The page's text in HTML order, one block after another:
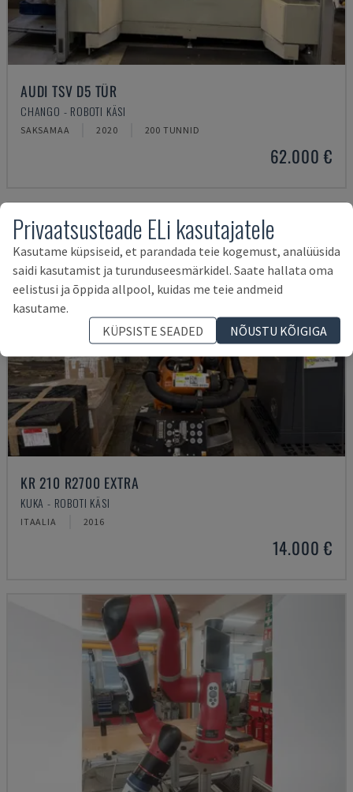
AUDI TSV D5 TÜR
CHANGO - ROBOTI KÄSI
SAKSAMAA 2020 200 TUNNID
62.000 €
KR 210 R2700 EXTRA
KUKA - ROBOTI KÄSI
ITAALIA 2016
14.000 €
Privaatsusteade ELi kasutajatele
Kasutame küpsiseid, et parandada teie kogemust, analüüsida
saidi kasutamist ja turunduseesmärkidel. Saate hallata oma
eelistusi ja õppida allpool, kuidas me teie andmeid
kasutame.
KÜPSISTE SEADED
NÕUSTU KÕIGIGA